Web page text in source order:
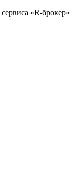
«R-брокер»